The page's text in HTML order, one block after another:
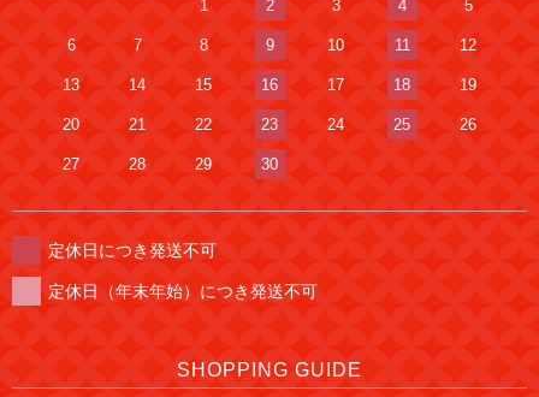
1
2 3 4 5
6 7 8 9 10 11 12
13 14 15 16 17 18 19
20 21 22 23 24 25 26
27 28 29 30
定休日につき発送不可
定休日（年末年始）につき発送不可
SHOPPING GUIDE